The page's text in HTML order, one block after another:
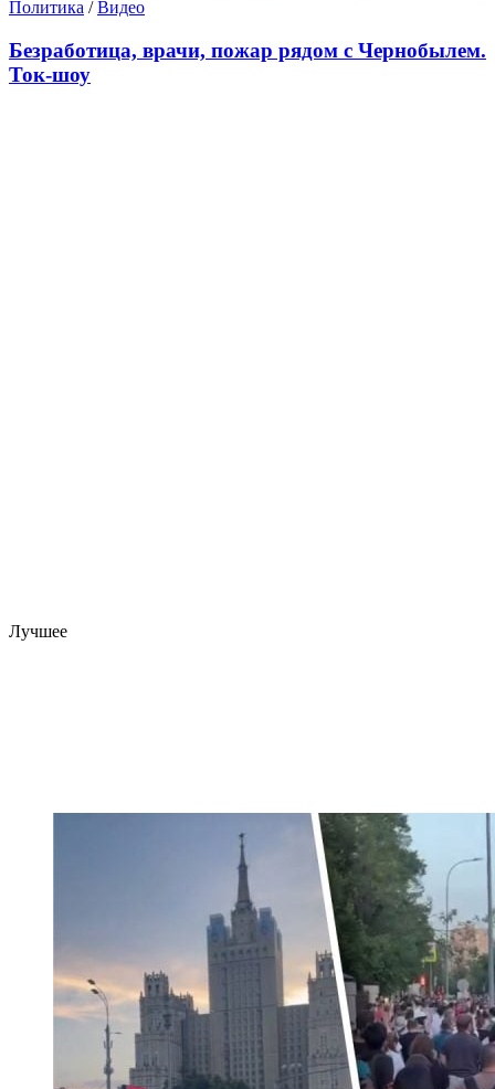
Политика /Видео
Безработица, врачи, пожар рядом с Чернобылем.
Ток-шоу
Лучшее